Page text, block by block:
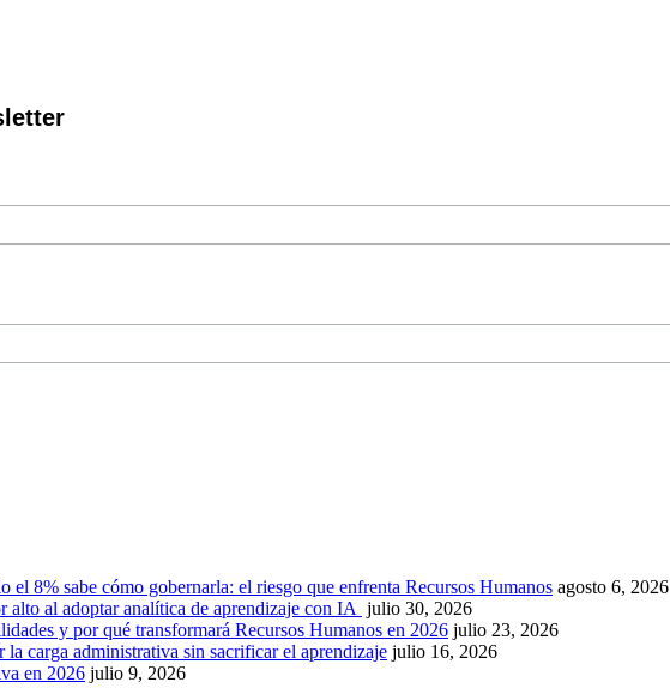
el 8% sabe cómo gobernarla: el riesgo que enfrenta Recursos Humanos agosto 6, 2026
al adoptar analítica de aprendizaje con IA julio 30, 2026
y por qué transformará Recursos Humanos en 2026 julio 23, 2026
carga administrativa sin sacrificar el aprendizaje julio 16, 2026
en 2026 julio 9, 2026